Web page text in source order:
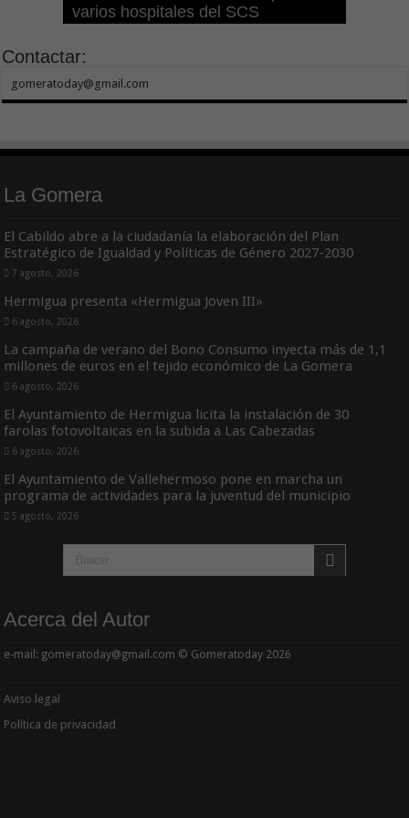
varios hospitales del SCS
cuarto año consecutivo
aumentar las cuantías
Refugios Climáticos de Canarias
Tenerife
clínica
Contactar:
gomeratoday@gmail.com
La Gomera
El Cabildo abre a la ciudadanía la elaboración del Plan
Estratégico de Igualdad y Políticas de Género 2027-2030
7 agosto, 2026
Hermigua presenta «Hermigua Joven III»
6 agosto, 2026
La campaña de verano del Bono Consumo inyecta más de 1,1
millones de euros en el tejido económico de La Gomera
6 agosto, 2026
El Ayuntamiento de Hermigua licita la instalación de 30
farolas fotovoltaicas en la subida a Las Cabezadas
6 agosto, 2026
El Ayuntamiento de Vallehermoso pone en marcha un
programa de actividades para la juventud del municipio
5 agosto, 2026
Acerca del Autor
e-mail: gomeratoday@gmail.com © Gomeratoday 2026
Aviso legal
Política de privacidad